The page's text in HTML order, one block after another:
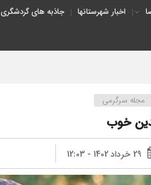
اخبار شهرستانها جاذبه های گردشگری
مجله سرگرمی
خوب
29 خرداد 1402 - 12:03